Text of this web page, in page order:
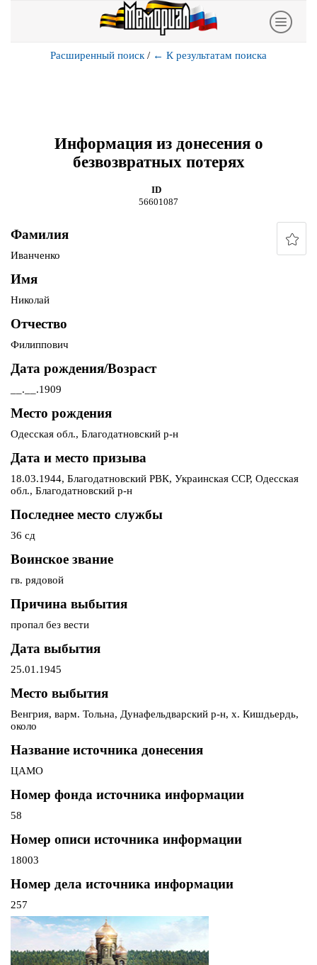
Расширенный поиск / ← К результатам поиска
Информация из донесения о
безвозвратных потерях
ID
56601087
Фамилия
Иванченко
Имя
Николай
Отчество
Филиппович
Дата рождения/Возраст
__.__.1909
Место рождения
Одесская обл., Благодатновский р-н
Дата и место призыва
18.03.1944, Благодатновский РВК, Украинская ССР, Одесская
обл., Благодатновский р-н
Последнее место службы
36 сд
Воинское звание
гв. рядовой
Причина выбытия
пропал без вести
Дата выбытия
25.01.1945
Место выбытия
Венгрия, варм. Тольна, Дунафельдварский р-н, х. Кишдьердь,
около
Название источника донесения
ЦАМО
Номер фонда источника информации
58
Номер описи источника информации
18003
Номер дела источника информации
257